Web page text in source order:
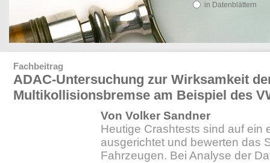
in Datenblättern
Fachbeitrag
ADAC-Untersuchung zur Wirksamkeit
Multikollisionsbremse am Beispiel des
Von Volker Sandner
Heutige Crashtests sind auf ein
ausgerichtet und bewerten das
Fahrzeugen. Bei Analyse der